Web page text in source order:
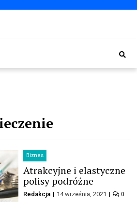
Biznes
Atrakcyjne i elastyczne
polisy podróżne
Redakcja 14 września, 2021 0